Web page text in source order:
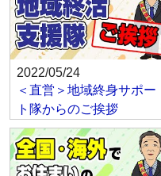
2022/05/24
＜直営＞地域終身サポー
ト隊からのご挨拶